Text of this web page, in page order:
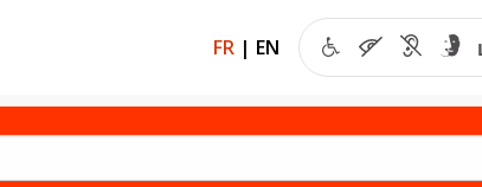
FR | EN